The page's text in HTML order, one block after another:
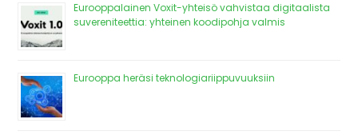
Eurooppalainen Voxit-yhteisö vahvistaa digitaalista
suvereniteettia: yhteinen koodipohja valmis
Eurooppa heräsi teknologiariippuvuuksiin